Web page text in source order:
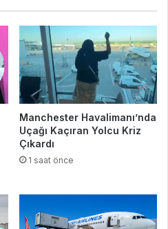
Manchester Havalimanı’nda
Uçağı Kaçıran Yolcu Kriz
Çıkardı
1 saat önce